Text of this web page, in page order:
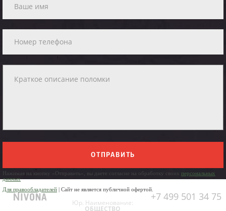
ОТПРАВИТЬ
Нажимая на кнопку «Отправить», вы даете согласие на обработку своих персональных
данных
Для правообладателей | Сайт не является публичной офертой.
+7 499 501 34 75
Юр. Наименование:
ОБЩЕСТВО